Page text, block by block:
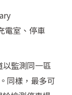
電室、停車
以監測同一區
同樣，最多可